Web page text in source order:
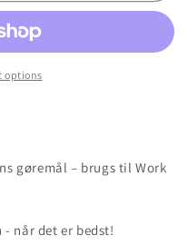
options
gøremål – brugs til Work
- når det er bedst!